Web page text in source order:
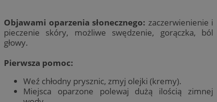
Objawami oparzenia słonecznego: zaczerwienienie i
pieczenie skóry, możliwe swędzenie, gorączka, ból
głowy.
Pierwsza pomoc:
Weź chłodny prysznic, zmyj olejki (kremy).
Miejsca oparzone polewaj dużą ilością zimnej